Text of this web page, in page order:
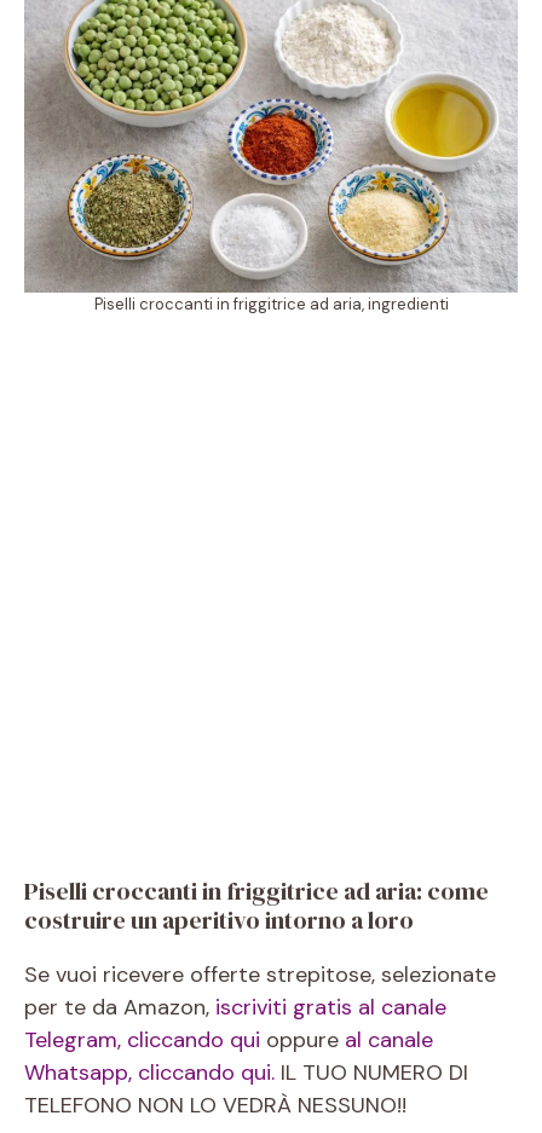
Piselli croccanti in friggitrice ad aria, ingredienti
Piselli croccanti in friggitrice ad aria: come
costruire un aperitivo intorno a loro
Se vuoi ricevere offerte strepitose, selezionate
per te da Amazon, iscriviti gratis al canale
Telegram, cliccando qui oppure al canale
Whatsapp, cliccando qui. IL TUO NUMERO DI
TELEFONO NON LO VEDRÀ NESSUNO!!